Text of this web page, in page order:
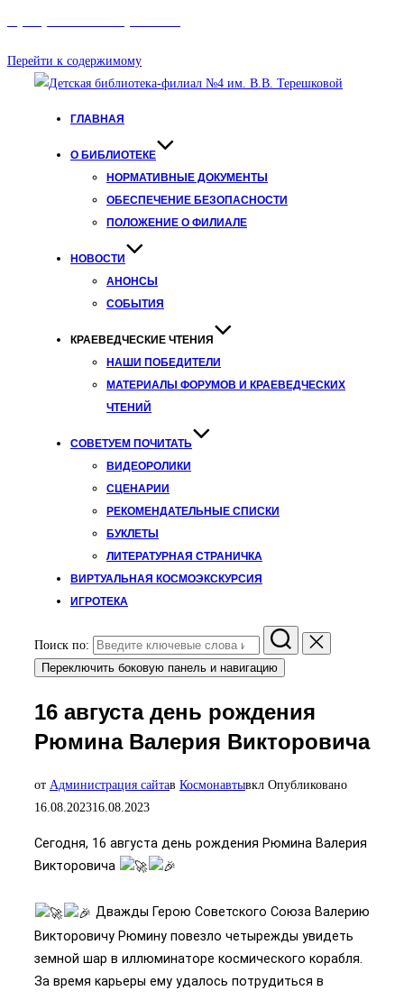
Перейти к содержимому
ГЛАВНАЯ
О БИБЛИОТЕКЕ
НОРМАТИВНЫЕ ДОКУМЕНТЫ
ОБЕСПЕЧЕНИЕ БЕЗОПАСНОСТИ
ПОЛОЖЕНИЕ О ФИЛИАЛЕ
НОВОСТИ
АНОНСЫ
СОБЫТИЯ
КРАЕВЕДЧЕСКИЕ ЧТЕНИЯ
НАШИ ПОБЕДИТЕЛИ
МАТЕРИАЛЫ ФОРУМОВ И КРАЕВЕДЧЕСКИХ
ЧТЕНИЙ
СОВЕТУЕМ ПОЧИТАТЬ
ВИДЕОРОЛИКИ
СЦЕНАРИИ
РЕКОМЕНДАТЕЛЬНЫЕ СПИСКИ
БУКЛЕТЫ
ЛИТЕРАТУРНАЯ СТРАНИЧКА
ВИРТУАЛЬНАЯ КОСМОЭКСКУРСИЯ
ИГРОТЕКА
Поиск по:
Переключить боковую панель и навигацию
16 августа день рождения
Рюмина Валерия Викторовича
от Администрация сайтав Космонавтывкл Опубликовано
16.08.202316.08.2023
Сегодня, 16 августа день рождения Рюмина Валерия
Викторовича
Дважды Герою Советского Союза Валерию
Викторовичу Рюмину повезло четырежды увидеть
земной шар в иллюминаторе космического корабля.
За время карьеры ему удалось потрудиться в